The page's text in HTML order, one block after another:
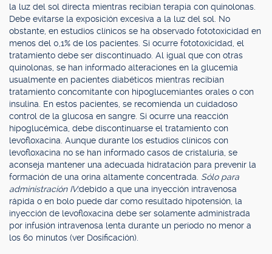
la luz del sol directa mientras recibían terapia con quinolonas.
Debe evitarse la exposición excesiva a la luz del sol. No
obstante, en estudios clínicos se ha observado fototoxicidad en
menos del 0,1% de los pacientes. Si ocurre fototoxicidad, el
tratamiento debe ser discontinuado. Al igual que con otras
quinolonas, se han informado alteraciones en la glucemia
usualmente en pacientes diabéticos mientras recibían
tratamiento concomitante con hipoglucemiantes orales o con
insulina. En estos pacientes, se recomienda un cuidadoso
control de la glucosa en sangre. Si ocurre una reacción
hipoglucémica, debe discontinuarse el tratamiento con
levofloxacina. Aunque durante los estudios clínicos con
levofloxacina no se han informado casos de cristaluria, se
aconseja mantener una adecuada hidratación para prevenir la
formación de una orina altamente concentrada. Sólo para
administración IV:debido a que una inyección intravenosa
rápida o en bolo puede dar como resultado hipotensión, la
inyección de levofloxacina debe ser solamente administrada
por infusión intravenosa lenta durante un período no menor a
los 60 minutos (ver Dosificación).